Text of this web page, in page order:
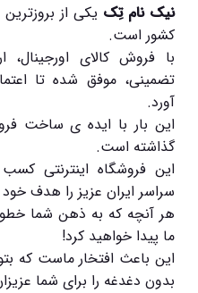
نیک نام تِک یکی از
کشور است.
با فروش کالای
تضمینی، موفق شده تا
آورد.
این بار با ایده ی ساخت
گذاشته است.
این فروشگاه اینترنتی
سراسر ایران عزیز را هدف
هر آنچه که به ذهن شما خطور
ما پیدا خواهید کرد!
این باعث افتخار ماست که
بدون دغدغه را برای شما